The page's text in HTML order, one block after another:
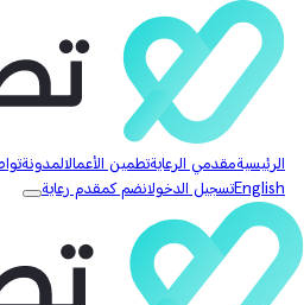
الرئيسيةمقدمي الرعايةتطمين الأعمالالمدونة
Englishتسجيل الدخولانضم كمقدم رعاية